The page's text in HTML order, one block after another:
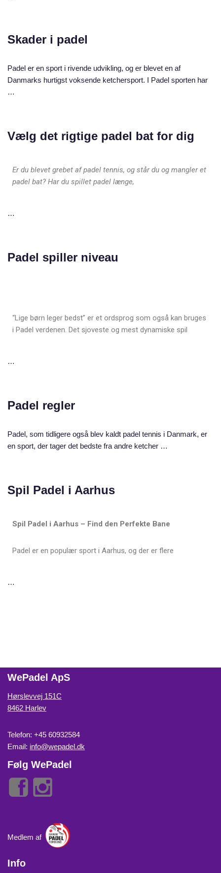
Skader i padel
Padel er en sport i rivende udvikling, og er blevet en af
Danmarks hurtigst voksende ketchersport. I Padel sporten har
…
Vælg det rigtige padel bat for dig
Er du blevet grebet af padel tennis, og står du og mangler et
padel bat? Har du spillet padel længe,
…
Padel spiller niveau
“Lige børn leger bedst” er et ordsprog som også kan bruges
i Padel verdenen. Det sjoveste og mest dynamiske spil
…
Padel regler
Padel, som tidligere også blev kaldt padel tennis i Danmark, er
en sport, der tager det bedste fra andre ketcher …
Spil Padel i Aarhus
Spil Padel i Aarhus – Find den Perfekte Bane
Padel er en populær sport i Aarhus, og der er flere
…
WePadel ApS
Hørslevvej 151C
8462 Harlev
Telefon: +45 60932584
Email: info@wepadel.dk
Følg WePadel
Medlem af
Info